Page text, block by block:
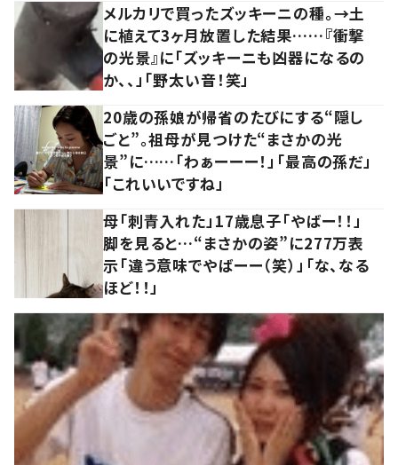
メルカリで買ったズッキーニの種。→土
に植えて3ヶ月放置した結果……『衝撃
の光景』に「ズッキーニも凶器になるの
か、、」「野太い音！笑」
20歳の孫娘が帰省のたびにする“隠し
ごと”。祖母が見つけた“まさかの光
景”に……「わぁーーー！」「最高の孫だ」
「これいいですね」
母「刺青入れた」17歳息子「やばー！！」
脚を見ると…“まさかの姿”に277万表
示「違う意味でやばーー（笑）」「な、なる
ほど！！」